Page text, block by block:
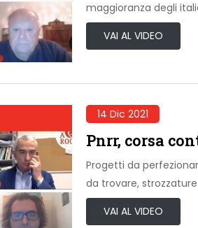
maggioranza degli
VAI AL VIDEO
14 Dic 2021
Pnrr, corsa
Progetti da
da trovare,
VAI AL VIDEO